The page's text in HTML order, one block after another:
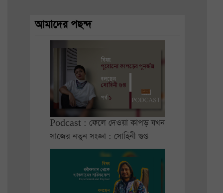
আমাদের পছন্দ
Podcast : ফেলে দেওয়া কাপড় যখন
সাজের নতুন সংজ্ঞা : সোহিনী গুপ্ত